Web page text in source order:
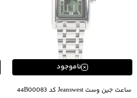
ناموجود
ساعت جین وست Jeanswest کد 44B00083